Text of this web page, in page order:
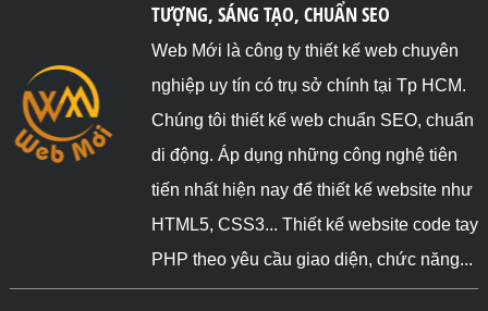
TƯỢNG, SÁNG TẠO, CHUẨN SEO
Web Mới là công ty thiết kế web chuyên
nghiệp uy tín có trụ sở chính tại Tp HCM.
Chúng tôi thiết kế web chuẩn SEO, chuẩn
di động. Áp dụng những công nghệ tiên
tiến nhất hiện nay để thiết kế website như
HTML5, CSS3... Thiết kế website code tay
PHP theo yêu cầu giao diện, chức năng...